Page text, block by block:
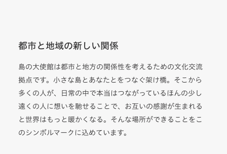
都市と地域の新しい関係
島の大使館は都市と地方の関係性を考えるための文化交流
拠点です。小さな島とあなたとをつなぐ架け橋。そこから
多くの人が、日常の中で本当はつながっているほんの少し
遠くの人に想いを馳せることで、お互いの感謝が生まれる
と世界はもっと暖かくなる。そんな場所ができることをこ
のシンボルマークに込めています。